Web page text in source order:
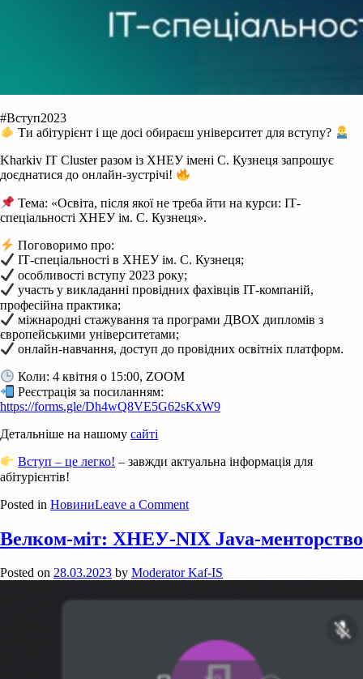
#Вступ2023
Ти абітурієнт і ще досі обираєш університет для вступу?
Kharkiv IT Cluster разом із ХНЕУ імені С. Кузнеця запрошує
доєднатися до онлайн-зустрічі!
Тема: «Освіта, після якої не треба йти на курси: ІТ-
спеціальності ХНЕУ ім. С. Кузнеця».
Поговоримо про:
ІТ-спеціальності в ХНЕУ ім. С. Кузнеця;
особливості вступу 2023 року;
участь у викладанні провідних фахівців ІТ-компаній,
професійна практика;
міжнародні стажування та програми ДВОХ дипломів з
європейськими університетами;
онлайн-навчання, доступ до провідних освітніх платформ.
Коли: 4 квітня о 15:00, ZOOM
Реєстрація за посиланням:
https://forms.gle/Dh4wQ8VE5G62sKxW9
Детальніше на нашому сайті
Вступ – це легко! – завжди актуальна інформація для
абітурієнтів!
Posted in НовиниLeave a Commenton
2023
Велком-міт: ХНЕУ-NIX Java-менторство
Posted on 28.03.2023 by Moderator Kaf-IS